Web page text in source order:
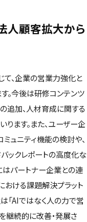
人顧客拡大から
て、企業の営業力強化と
。今後は研修コンテンツ
追加、人材育成に関する
ます。また、ユーザー企
ュニティ機能の検討や、
ックレポートの高度化な
はパートナー企業との連
ける課題解決プラット
「AIではなく人の力で営
継続的に改善・発展さ